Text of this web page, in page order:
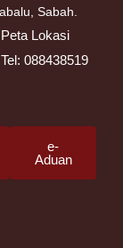
Sabah.
Peta Lokasi
Tel: 088438519
e-
Aduan